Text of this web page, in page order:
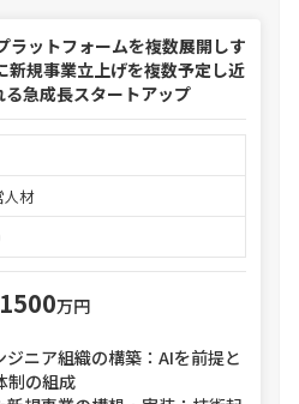
ラットフォームを複数展開しす
規事業立上げを複数予定し近
急成長スタートアップ
人材
1500万円
ジニア組織の構築：AIを前提と
制の組成